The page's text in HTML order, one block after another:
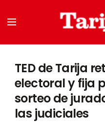
TED de Tarija
electoral y fija
sorteo de
las judiciales